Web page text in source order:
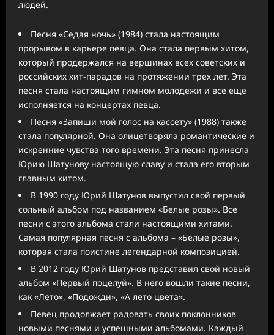
людей.
Песня «Седая ночь» (1984) стала настоящим
прорывом в карьере певца. Она стала первым хитом,
который продержался на вершинах всех советских и
российских хит-парадов на протяжении трех лет. Эта
песня стала настоящим гимном молодежи и все еще
исполняется на концертах певца.
Песня «Запиши мой голос на кассету» (1988) также
стала популярной. Она олицетворяла романтические и
искренние чувства того времени. Эта песня принесла
Юрию Шатунову настоящую славу и стала его вторым
главным хитом.
В 1990 году Юрий Шатунов выпустил свой первый
сольный альбом под названием «Белые розы». Все
песни с этого альбома стали настоящими хитами.
Самая популярная песня с альбома – «Белые розы»,
которая стала поистине легендарной композицией.
В 2012 году Юрий Шатунов представил свой новый
альбом «Первый поцелуй». В него вошли такие песни,
как «Лето», «Подожди», «А лето цвета».
Певец продолжает радовать своих поклонников
новыми песнями и успешными альбомами. Каждый